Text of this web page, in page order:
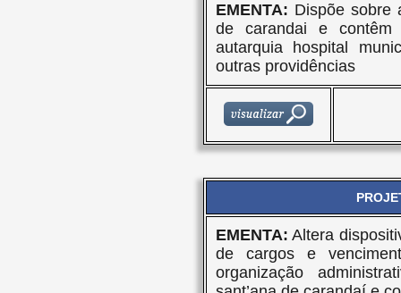
EMENTA: Dispõe sobre
de carandai e contêm
autarquia hospital
outras providências
EMENTA: Altera
de cargos e
organização